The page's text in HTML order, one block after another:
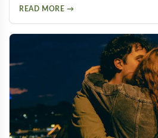
朋友找到有效的解決方案。
READ MORE →